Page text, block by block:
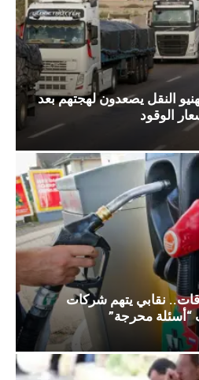
النقل يصعدون لهجتهم بعد
الوقود
نقابي يتهم شركات
“أسئلة محرجة”